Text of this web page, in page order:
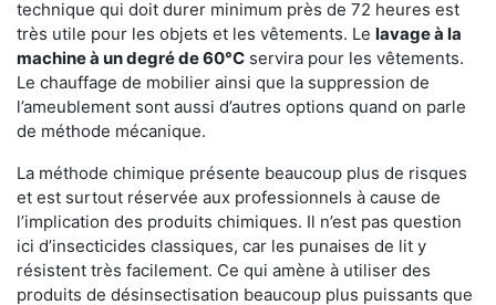
technique qui doit durer minimum près de 72 heures est
très utile pour les objets et les vêtements. Le lavage à la
machine à un degré de 60°C servira pour les vêtements.
Le chauffage de mobilier ainsi que la suppression de
l’ameublement sont aussi d’autres options quand on parle
de méthode mécanique.
La méthode chimique présente beaucoup plus de risques
et est surtout réservée aux professionnels à cause de
l’implication des produits chimiques. Il n’est pas question
ici d’insecticides classiques, car les punaises de lit y
résistent très facilement. Ce qui amène à utiliser des
produits de désinsectisation beaucoup plus puissants que